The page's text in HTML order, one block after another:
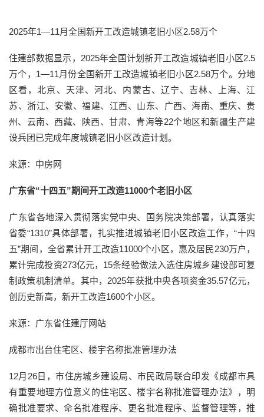
2025年1—11月全国新开工改造城镇老旧小区2.58万个
住建部数据显示，2025年全国计划新开工改造城镇老旧小区2.5
万个，1—11月份全国新开工改造城镇老旧小区2.58万个。分地
区看，北京、天津、河北、内蒙古、辽宁、吉林、上海、江
苏、浙江、安徽、福建、江西、山东、广西、海南、重庆、贵
州、云南、西藏、陕西、甘肃、青海等22个地区和新疆生产建
设兵团已完成年度城镇老旧小区改造计划。
来源：中房网
广东省“十四五”期间开工改造11000个老旧小区
广东省各地深入贯彻落实党中央、国务院决策部署，认真落实
省委“1310”具体部署，扎实推进城镇老旧小区改造工作，“十四
五”期间，全省累计开工改造11000个小区，惠及居民230万户，
累计完成投资273亿元，15条经验做法入选住房城乡建设部可复
制政策机制清单。其中，2025年获批中央各项资金35.57亿元，
创历史新高，新开工改造1600个小区。
来源：广东省住建厅网站
成都市出台住宅区、楼宇名称批准管理办法
12月26日，市住房城乡建设局、市民政局联合印发《成都市具
有重要地理方位意义的住宅区、楼宇名称批准管理办法》，明
确批准要求、命名批准程序、更名批准程序、监督管理等，推